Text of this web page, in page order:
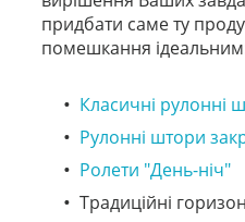
придбати саме ту
помешкання
Класичні рулонні
Рулонні штори
Ролети "День-ніч"
Традиційні